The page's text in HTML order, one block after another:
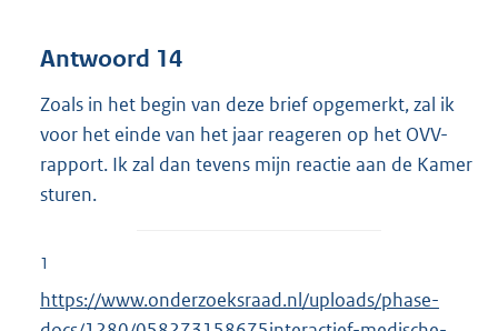
Antwoord 14
Zoals in het begin van deze brief opgemerkt, zal ik
voor het einde van het jaar reageren op het OVV-
rapport. Ik zal dan tevens mijn reactie aan de Kamer
sturen.
1
E
https://www.onderzoeksraad.nl/uploads/phase-